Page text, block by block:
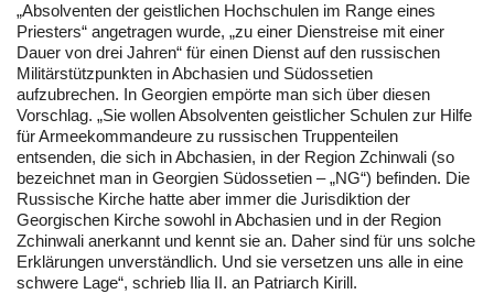
„Absolventen der geistlichen Hochschulen im Range eines
Priesters“ angetragen wurde, „zu einer Dienstreise mit einer
Dauer von drei Jahren“ für einen Dienst auf den russischen
Militärstützpunkten in Abchasien und Südossetien
aufzubrechen. In Georgien empörte man sich über diesen
Vorschlag. „Sie wollen Absolventen geistlicher Schulen zur Hilfe
für Armeekommandeure zu russischen Truppenteilen
entsenden, die sich in Abchasien, in der Region Zchinwali (so
bezeichnet man in Georgien Südossetien – „NG“) befinden. Die
Russische Kirche hatte aber immer die Jurisdiktion der
Georgischen Kirche sowohl in Abchasien und in der Region
Zchinwali anerkannt und kennt sie an. Daher sind für uns solche
Erklärungen unverständlich. Und sie versetzen uns alle in eine
schwere Lage“, schrieb Ilia II. an Patriarch Kirill.